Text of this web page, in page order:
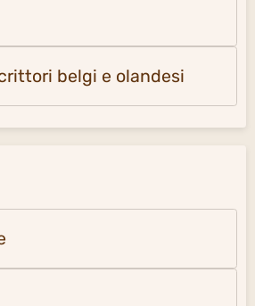
belgi e olandesi